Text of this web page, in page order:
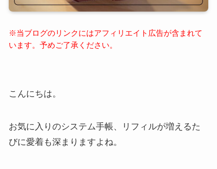
※当ブログのリンクにはアフィリエイト広告が含まれて
います。予めご了承ください。
こんにちは。
お気に入りのシステム手帳、リフィルが増えるた
びに愛着も深まりますよね。